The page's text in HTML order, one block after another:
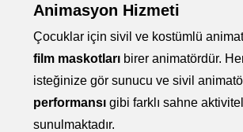
Animasyon Hizmeti
Çocuklar için sivil ve kostümlü
film maskotları birer animatördür.
isteğinize gör sunucu ve sivil
performansı gibi farklı sahne
sunulmaktadır.